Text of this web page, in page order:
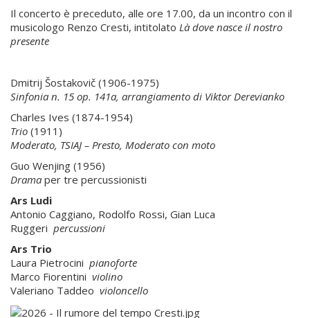
Il concerto è preceduto, alle ore 17.00, da un incontro con il
musicologo Renzo Cresti, intitolato Là dove nasce il nostro
presente
Dmitrij Šostakovič (1906-1975)
Sinfonia n. 15 op. 141a, arrangiamento di Viktor Derevianko
Charles Ives (1874-1954)
Trio (1911)
Moderato, TSIAJ – Presto, Moderato con moto
Guo Wenjing (1956)
Drama per tre percussionisti
Ars Ludi
Antonio Caggiano, Rodolfo Rossi, Gian Luca
Ruggeri percussioni
Ars Trio
Laura Pietrocini pianoforte
Marco Fiorentini violino
Valeriano Taddeo violoncello